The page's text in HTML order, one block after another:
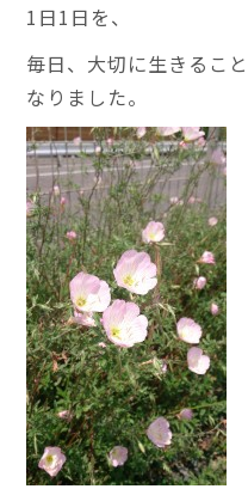
1日1日を、
毎日、大切に生きるこ
なりました。